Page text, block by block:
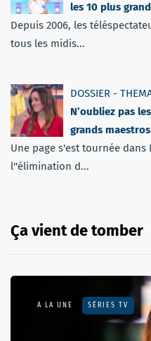
les 10 plus
Depuis 2006, les
tous les midis...
DOSSIER -
N’oubliez pas
grands
Une page s'est tournée
l''élimination d...
Ça vient de tomber
A LA UNE SÉRIES TV